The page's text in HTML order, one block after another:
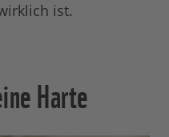
ist.
Harte